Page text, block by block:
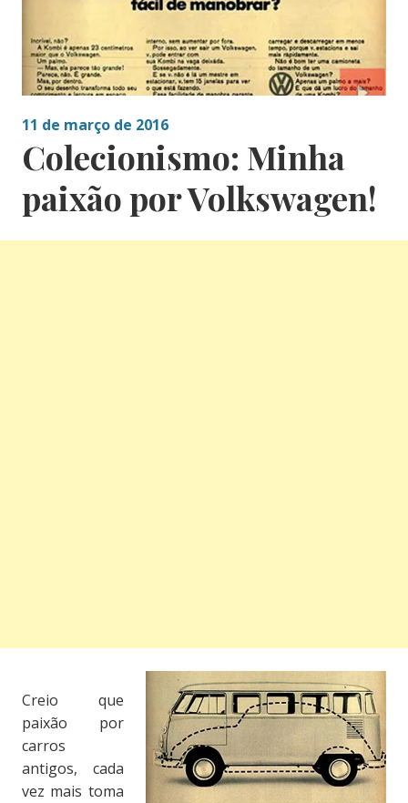
11 de março de 2016
Colecionismo: Minha
paixão por Volkswagen!
Creio que
paixão por
carros
antigos, cada
vez mais toma